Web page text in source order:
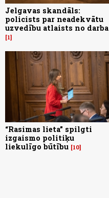
Jelgavas skandāls:
policists par neadekvātu
uzvedību atlaists no darba
1
“Rasimas lieta” spilgti
izgaismo politiķu
liekulīgo būtību 10